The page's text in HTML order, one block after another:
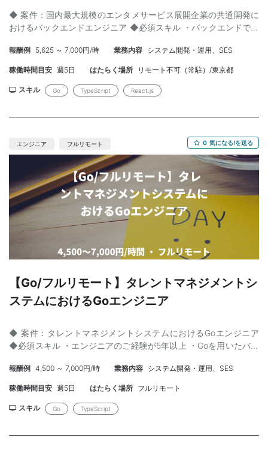
◆ 案件：国内最大規模のエンタメサービス展開企業の共通開発に
おけるバックエンドエンジニア ◆必須スキル ・バックエンドでの
・プロジェクト開発責任のご経験 ・大規模システムにおける設計
のご経験 ◆尚可スキル ・React、TypeScriptを用いたフロントで
（火・水・金） ◆ 勤務場所 ： 六本木駅 ◆ 就業開始期時期 ： 即
務委託（準委任） ◆ 清算 ： 140~180h ◆ 面談 ： 1回 ◆ PC貸
選択可） Windows 【利用技術】 ・開発言語 Go PHP HTML CSS
(Scss) JavaScript / TypeScript ・ライブラリ・フレームワーク
Echo Laravel Zend Framework 1.13 PHP独自フレームワーク
GraphQL（Apollo） React（Next.js） 【開発ツール】 Cursor
Visual Studio Code 社内AIツール利用可能 【管理ツール】
Bitbucket GitHub JIRA Confluence 【コミュニケーションツー
ル】 Slack GoogleMeet Zoom ◆チーム構成 ・メンバー：10名 ・
平均年齢：37歳 ◆補足 【業務概要】 ・バックエンドサービスの
設計と開発を中心に行います。 ・フロント領域開発をお任せする
こともございます。 ・要求の把握、要件定義、設計、開発、テス
ただきます。 ・チームメンバーと協力し、開発からリリース、そ
して運用までの一貫した業務を行っていただきます。 ・プラット
フォーム全体を通した設計開発 ・各フロアチームとのやり取り ・
利用される管理画面の運用保守 ・新規起案における要件定義〜開
発 【参画のメリット】 ・ 国内最大規模のエンタメサービスで開発
在籍しておりますので、意見、提案なども言いやすい環境です。
報酬例 5,625 ～ 7,000円/時 業務内容 システム開発・運用、SES
稼働時間目安 週5日 はたらく場所 リモート不可（常駐）/東京都
スキル Go TypeScript React.js
エンジニア フルリモート 0 気になる!を送る
【Go/フルリモート】タレントマネジメントシ
ステムにおけるGoエンジニア
◆ 案件：タレントマネジメントシステムにおけるGoエンジニア
◆必須スキル ・エンジニアのご経験が5年以上 ・Goを用いたバッ
やチーム開発のご経験 ・コードレビューのご経験 ・React、
TypeScripyを用いたフロントエンド開発のご経験 ・労務管理シス
即日/12月〜/2026年1月〜 ◆ 就業時間 ： 9:30〜18:30 ◆ 清算 ：
180h ◆ 面談 ： 1回 ◆ PC貸与 ： 有（Mac,Windows） ◆補足
報酬例 4,500 ～ 7,000円/時 業務内容 システム開発・運用、SES
稼働時間目安 週5日 はたらく場所 フルリモート
スキル Go TypeScript